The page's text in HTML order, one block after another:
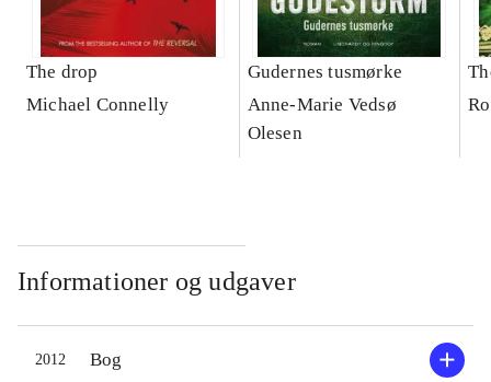
The drop
Michael Connelly
Gudernes tusmørke
Anne-Marie Vedsø
Olesen
Informationer og udgaver
2012 Bog